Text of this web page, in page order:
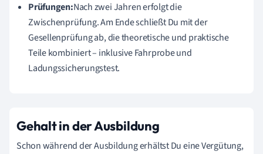
Prüfungen:Nach zwei Jahren erfolgt die
Zwischenprüfung. Am Ende schließt Du mit der
Gesellenprüfung ab, die theoretische und praktische
Teile kombiniert – inklusive Fahrprobe und
Ladungssicherungstest.
Gehalt in der Ausbildung
Schon während der Ausbildung erhältst Du eine Vergütung,